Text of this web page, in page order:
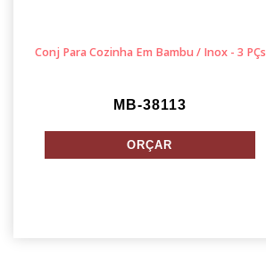
Conj Para Cozinha Em Bambu / Inox - 3 PÇs
MB-38113